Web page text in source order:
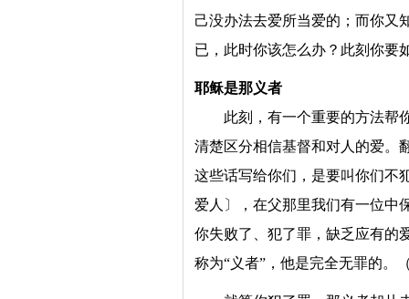
己没办法去爱所当爱的；而你又
已，此时你该怎么办？此刻你要
耶稣是那义者
此刻，有一个重要的方法帮
清楚区分相信基督和对人的爱。
这些话写给你们，是要叫你们不
爱人〕，在父那里我们有一位中
你失败了、犯了罪，缺乏应有的
称为“义者”，他是完全无罪的。